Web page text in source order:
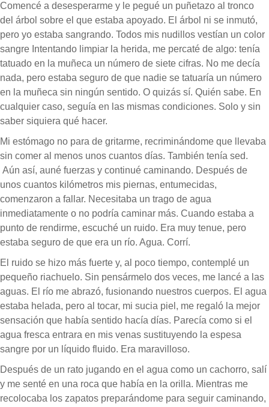
Comencé a desesperarme y le pegué un puñetazo al tronco
del árbol sobre el que estaba apoyado. El árbol ni se inmutó,
pero yo estaba sangrando. Todos mis nudillos vestían un color
sangre Intentando limpiar la herida, me percaté de algo: tenía
tatuado en la muñeca un número de siete cifras. No me decía
nada, pero estaba seguro de que nadie se tatuaría un número
en la muñeca sin ningún sentido. O quizás sí. Quién sabe. En
cualquier caso, seguía en las mismas condiciones. Solo y sin
saber siquiera qué hacer.
Mi estómago no para de gritarme, recriminándome que llevaba
sin comer al menos unos cuantos días. También tenía sed.
Aún así, auné fuerzas y continué caminando. Después de
unos cuantos kilómetros mis piernas, entumecidas,
comenzaron a fallar. Necesitaba un trago de agua
inmediatamente o no podría caminar más. Cuando estaba a
punto de rendirme, escuché un ruido. Era muy tenue, pero
estaba seguro de que era un río. Agua. Corrí.
El ruido se hizo más fuerte y, al poco tiempo, contemplé un
pequeño riachuelo. Sin pensármelo dos veces, me lancé a las
aguas. El río me abrazó, fusionando nuestros cuerpos. El agua
estaba helada, pero al tocar, mi sucia piel, me regaló la mejor
sensación que había sentido hacía días. Parecía como si el
agua fresca entrara en mis venas sustituyendo la espesa
sangre por un líquido fluido. Era maravilloso.
Después de un rato jugando en el agua como un cachorro, salí
y me senté en una roca que había en la orilla. Mientras me
recolocaba los zapatos preparándome para seguir caminando,